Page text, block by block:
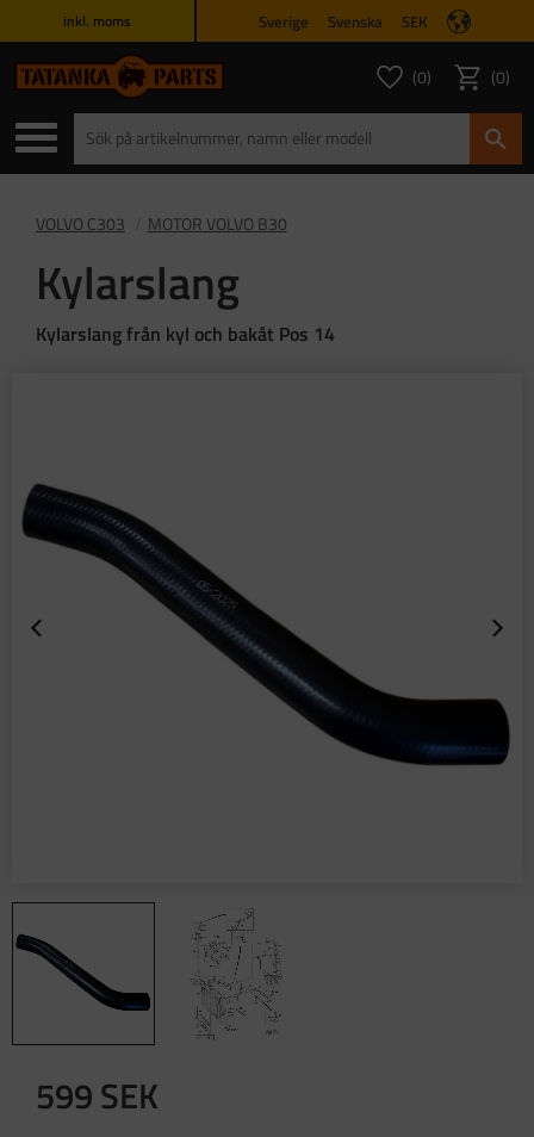
inkl. moms Sverige Svenska SEK
Favoriter
ANTAL
0 Kundvagn
0
VOLVO C303 MOTOR VOLVO B30
Kylarslang
Kylarslang från kyl och bakåt Pos 14
599SEK